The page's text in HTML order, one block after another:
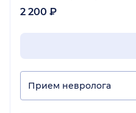
2 200 ₽
Прием невролога